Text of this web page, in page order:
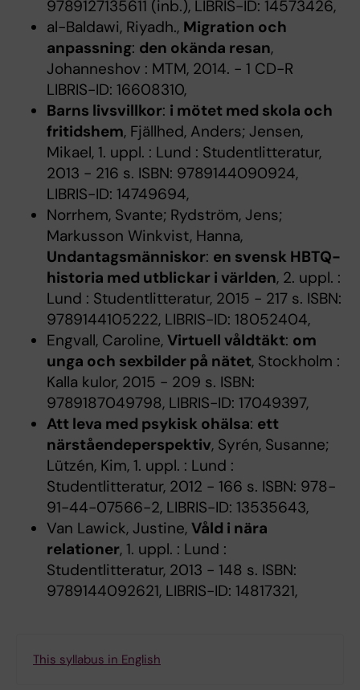
9789127135611 (inb.), LIBRIS-ID: 14573426,
al-Baldawi, Riyadh., Migration och
anpassning: den okända resan,
Johanneshov : MTM, 2014. - 1 CD-R
LIBRIS-ID: 16608310,
Barns livsvillkor: i mötet med skola och
fritidshem, Fjällhed, Anders; Jensen,
Mikael, 1. uppl. : Lund : Studentlitteratur,
2013 - 216 s. ISBN: 9789144090924,
LIBRIS-ID: 14749694,
Norrhem, Svante; Rydström, Jens;
Markusson Winkvist, Hanna,
Undantagsmänniskor: en svensk HBTQ-
historia med utblickar i världen, 2. uppl. :
Lund : Studentlitteratur, 2015 - 217 s. ISBN:
9789144105222, LIBRIS-ID: 18052404,
Engvall, Caroline, Virtuell våldtäkt: om
unga och sexbilder på nätet, Stockholm :
Kalla kulor, 2015 - 209 s. ISBN:
9789187049798, LIBRIS-ID: 17049397,
Att leva med psykisk ohälsa: ett
närståendeperspektiv, Syrén, Susanne;
Lützén, Kim, 1. uppl. : Lund :
Studentlitteratur, 2012 - 166 s. ISBN: 978-
91-44-07566-2, LIBRIS-ID: 13535643,
Van Lawick, Justine, Våld i nära
relationer, 1. uppl. : Lund :
Studentlitteratur, 2013 - 148 s. ISBN:
9789144092621, LIBRIS-ID: 14817321,
This syllabus in English